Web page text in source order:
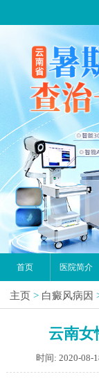
首页 医院简介
主页 > 白癜风病因
云南女
时间: 2020-08-